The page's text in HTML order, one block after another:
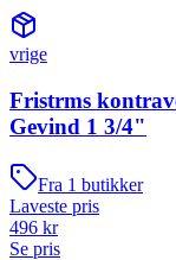
vrige
Fristrms
Gevind 1 3/4"
Fra 1 butikker
Laveste pris
496 kr
Se pris